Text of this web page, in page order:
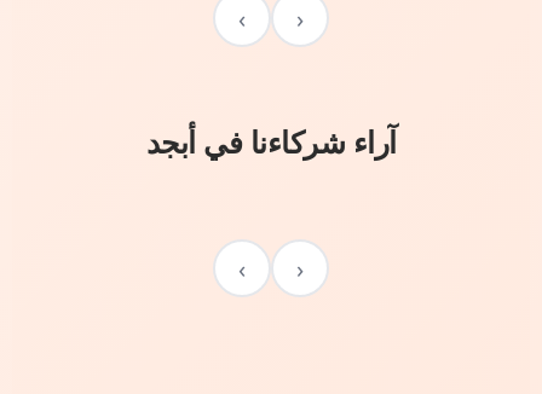
‹
›
آراء شركاءنا في أبجد
‹
›